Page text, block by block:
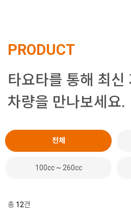
PRODUCT
타요타를 통해 최신
차량을 만나보세요.
전체
100cc ~ 260cc
총 12건